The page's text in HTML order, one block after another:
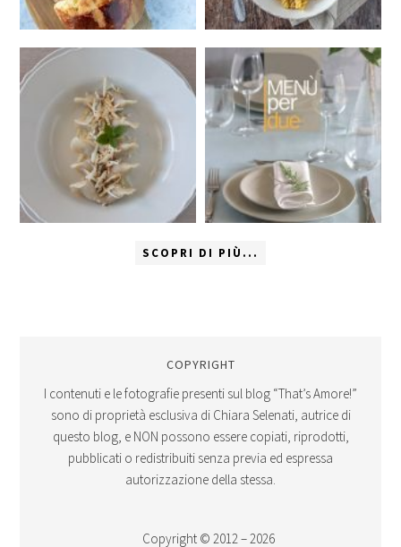
SCOPRI DI PIÙ...
COPYRIGHT
I contenuti e le fotografie presenti sul blog “That’s Amore!”
sono di proprietà esclusiva di Chiara Selenati, autrice di
questo blog, e NON possono essere copiati, riprodotti,
pubblicati o redistribuiti senza previa ed espressa
autorizzazione della stessa.
Copyright © 2012 – 2026